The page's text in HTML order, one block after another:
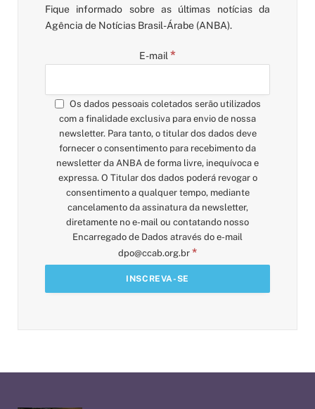
Fique informado sobre as últimas notícias da
Agência de Notícias Brasil-Árabe (ANBA).
E-mail *
Os dados pessoais coletados serão utilizados
com a finalidade exclusiva para envio de nossa
newsletter. Para tanto, o titular dos dados deve
fornecer o consentimento para recebimento da
newsletter da ANBA de forma livre, inequívoca e
expressa. O Titular dos dados poderá revogar o
consentimento a qualquer tempo, mediante
cancelamento da assinatura da newsletter,
diretamente no e-mail ou contatando nosso
Encarregado de Dados através do e-mail
dpo@ccab.org.br *